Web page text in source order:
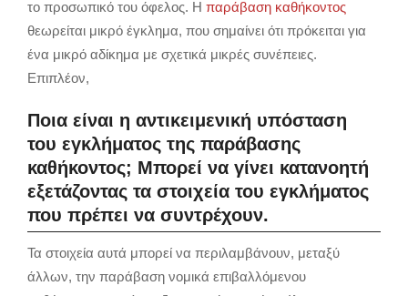
το προσωπικό του όφελος. Η παράβαση καθήκοντος
θεωρείται μικρό έγκλημα, που σημαίνει ότι πρόκειται για
ένα μικρό αδίκημα με σχετικά μικρές συνέπειες.
Επιπλέον,
Ποια είναι η αντικειμενική υπόσταση
του εγκλήματος της παράβασης
καθήκοντος; Μπορεί να γίνει κατανοητή
εξετάζοντας τα στοιχεία του εγκλήματος
που πρέπει να συντρέχουν.
Τα στοιχεία αυτά μπορεί να περιλαμβάνουν, μεταξύ
άλλων, την παράβαση νομικά επιβαλλόμενου